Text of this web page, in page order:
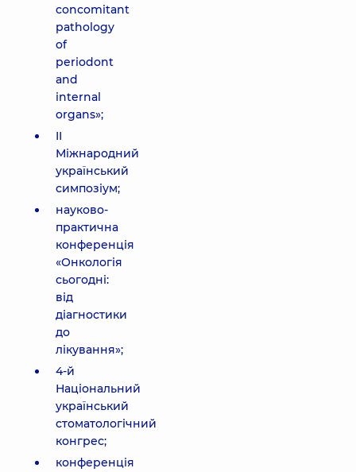
concomitant
pathology
of
periodont
and
internal
organs»;
II
Міжнародний
український
симпозіум;
науково-
практична
конференція
«Онкологія
сьогодні:
від
діагностики
до
лікування»;
4-й
Національний
український
стоматологічний
конгрес;
конференція